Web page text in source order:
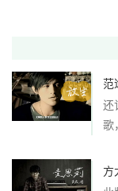
范
还
歌
方